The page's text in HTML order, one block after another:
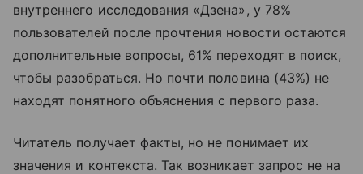
внутреннего исследования «Дзена», у 78%
пользователей после прочтения новости остаются
дополнительные вопросы, 61% переходят в поиск,
чтобы разобраться. Но почти половина (43%) не
находят понятного объяснения с первого раза.
Читатель получает факты, но не понимает их
значения и контекста. Так возникает запрос не на